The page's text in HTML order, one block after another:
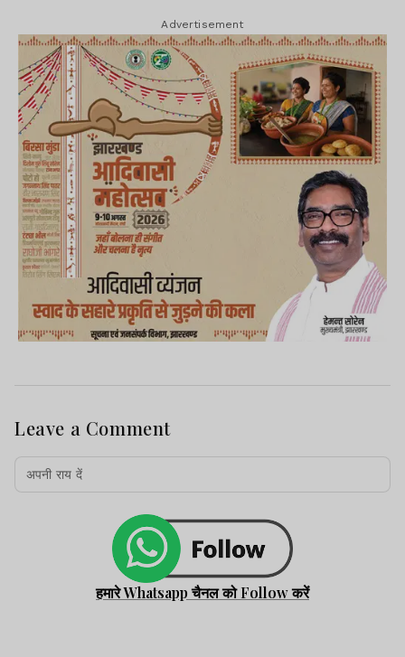
Advertisement
Leave a Comment
हमारे Whatsapp चैनल को Follow करें